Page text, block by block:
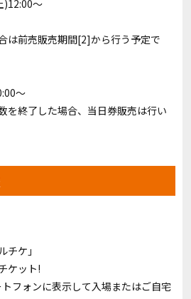
〜
は前売販売期間[2]から行う予定で
〜
を終了した場合、当日券販売は行い
チケ 」
ケット!
トフォンに表示して入場またはご自宅